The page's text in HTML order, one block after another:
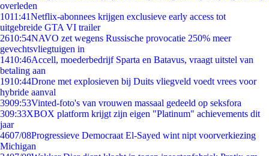
overleden
1011:41Netflix-abonnees krijgen exclusieve early access tot
uitgebreide GTA VI trailer
2610:54NAVO zet wegens Russische provocatie 250% meer
gevechtsvliegtuigen in
1410:46Accell, moederbedrijf Sparta en Batavus, vraagt uitstel van
betaling aan
1910:44Drone met explosieven bij Duits vliegveld voedt vrees voor
hybride aanval
3909:53Vinted-foto's van vrouwen massaal gedeeld op seksfora
309:33XBOX platform krijgt zijn eigen "Platinum" achievements dit
jaar
4607/08Progressieve Democraat El-Sayed wint nipt voorverkiezing
Michigan